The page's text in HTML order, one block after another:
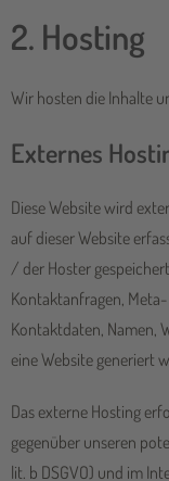
2. Hosting
Wir hosten die Inhalte
Externes
Diese Website wird
auf dieser Website
/ der Hoster
Kontaktanfragen,
Kontaktdaten, Namen,
eine Website generiert
Das externe Hosting
gegenüber unseren
lit. b DSGVO) und im